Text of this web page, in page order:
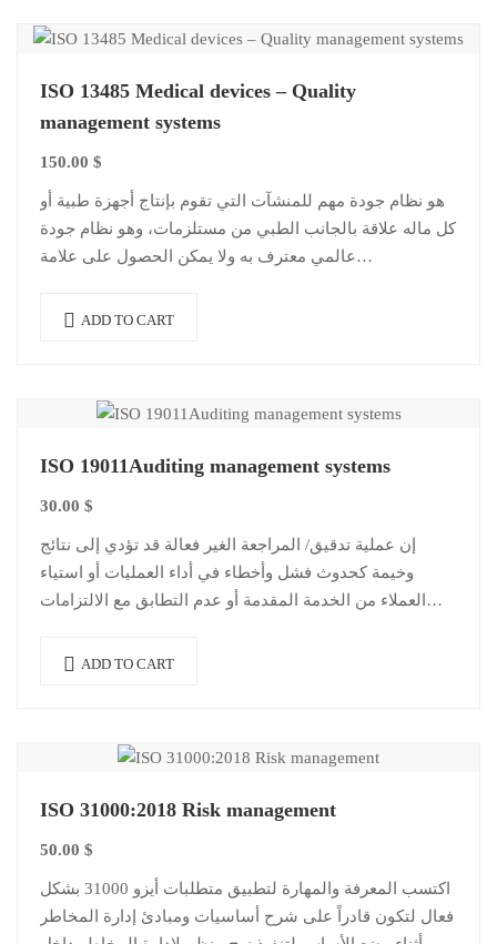
ISO 13485 Medical devices – Quality
management systems
150.00 $
هو نظام جودة مهم للمنشآت التي تقوم بإنتاج أجهزة طبية أو
كل ماله علاقة بالجانب الطبي من مستلزمات، وهو نظام جودة
عالمي معترف به ولا يمكن الحصول على علامة…
ADD TO CART
ISO 19011Auditing management systems
30.00 $
إن عملية تدقيق/ المراجعة الغير فعالة قد تؤدي إلى نتائج
وخيمة كحدوث فشل وأخطاء في أداء العمليات أو استياء
العملاء من الخدمة المقدمة أو عدم التطابق مع الالتزامات
ADD TO CART
ISO 31000:2018 Risk management
50.00 $
اكتسب المعرفة والمهارة لتطبيق متطلبات أيزو 31000 بشكل
فعال لتكون قادراً على شرح أساسيات ومبادئ إدارة المخاطر